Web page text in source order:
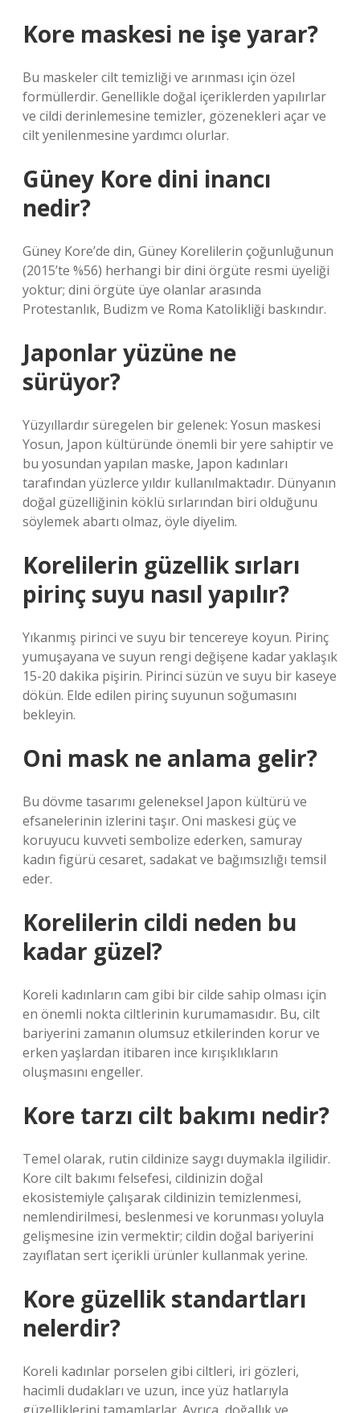
Kore maskesi ne işe yarar?
Bu maskeler cilt temizliği ve arınması için özel
formüllerdir. Genellikle doğal içeriklerden yapılırlar
ve cildi derinlemesine temizler, gözenekleri açar ve
cilt yenilenmesine yardımcı olurlar.
Güney Kore dini inancı
nedir?
Güney Kore’de din, Güney Korelilerin çoğunluğunun
(2015’te %56) herhangi bir dini örgüte resmi üyeliği
yoktur; dini örgüte üye olanlar arasında
Protestanlık, Budizm ve Roma Katolikliği baskındır.
Japonlar yüzüne ne
sürüyor?
Yüzyıllardır süregelen bir gelenek: Yosun maskesi
Yosun, Japon kültüründe önemli bir yere sahiptir ve
bu yosundan yapılan maske, Japon kadınları
tarafından yüzlerce yıldır kullanılmaktadır. Dünyanın
doğal güzelliğinin köklü sırlarından biri olduğunu
söylemek abartı olmaz, öyle diyelim.
Korelilerin güzellik sırları
pirinç suyu nasıl yapılır?
Yıkanmış pirinci ve suyu bir tencereye koyun. Pirinç
yumuşayana ve suyun rengi değişene kadar yaklaşık
15-20 dakika pişirin. Pirinci süzün ve suyu bir kaseye
dökün. Elde edilen pirinç suyunun soğumasını
bekleyin.
Oni mask ne anlama gelir?
Bu dövme tasarımı geleneksel Japon kültürü ve
efsanelerinin izlerini taşır. Oni maskesi güç ve
koruyucu kuvveti sembolize ederken, samuray
kadın figürü cesaret, sadakat ve bağımsızlığı temsil
eder.
Korelilerin cildi neden bu
kadar güzel?
Koreli kadınların cam gibi bir cilde sahip olması için
en önemli nokta ciltlerinin kurumamasıdır. Bu, cilt
bariyerini zamanın olumsuz etkilerinden korur ve
erken yaşlardan itibaren ince kırışıklıkların
oluşmasını engeller.
Kore tarzı cilt bakımı nedir?
Temel olarak, rutin cildinize saygı duymakla ilgilidir.
Kore cilt bakımı felsefesi, cildinizin doğal
ekosistemiyle çalışarak cildinizin temizlenmesi,
nemlendirilmesi, beslenmesi ve korunması yoluyla
gelişmesine izin vermektir; cildin doğal bariyerini
zayıflatan sert içerikli ürünler kullanmak yerine.
Kore güzellik standartları
nelerdir?
Koreli kadınlar porselen gibi ciltleri, iri gözleri,
hacimli dudakları ve uzun, ince yüz hatlarıyla